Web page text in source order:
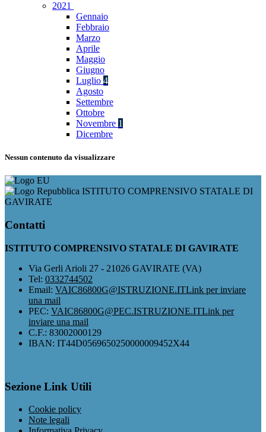
2021
Gennaio
Febbraio
Marzo
Aprile
Maggio
Giugno
Luglio 4
Agosto
Settembre
Ottobre
Novembre 1
Dicembre
Nessun contenuto da visualizzare
ISTITUTO COMPRENSIVO STATALE DI
GAVIRATE
Contatti
ISTITUTO COMPRENSIVO STATALE DI GAVIRATE
Via Gerli Arioli 27 - 21026 GAVIRATE (VA)
Tel: 0332744502
Email: VAIC86800G@ISTRUZIONE.ITLink per inviare
una mail
PEC: VAIC86800G@PEC.ISTRUZIONE.ITLink per
inviare una mail
C.F.: 83002000129
IBAN: IT44D0569650250000009452X44
Sezione Link Utili
Cookie policy
Note legali